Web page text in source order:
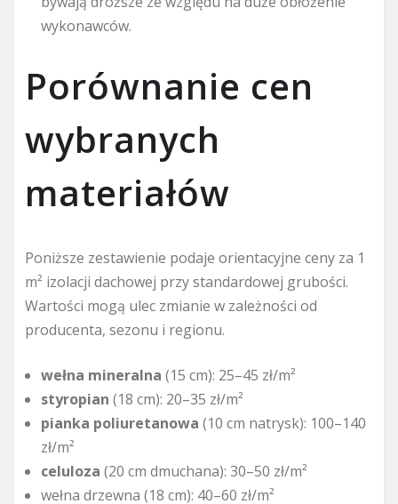
wykonawców.
Porównanie cen
wybranych
materiałów
Poniższe zestawienie podaje orientacyjne ceny za 1
m² izolacji dachowej przy standardowej grubości.
Wartości mogą ulec zmianie w zależności od
producenta, sezonu i regionu.
wełna mineralna (15 cm): 25–45 zł/m²
styropian (18 cm): 20–35 zł/m²
pianka poliuretanowa (10 cm natrysk): 100–140
zł/m²
celuloza (20 cm dmuchana): 30–50 zł/m²
wełna drzewna (18 cm): 40–60 zł/m²